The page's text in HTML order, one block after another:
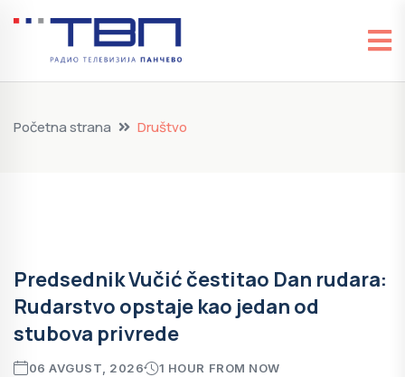
Početna strana Društvo
Predsednik Vučić čestitao Dan rudara:
Rudarstvo opstaje kao jedan od
stubova privrede
06 AVGUST, 2026 1 HOUR FROM NOW